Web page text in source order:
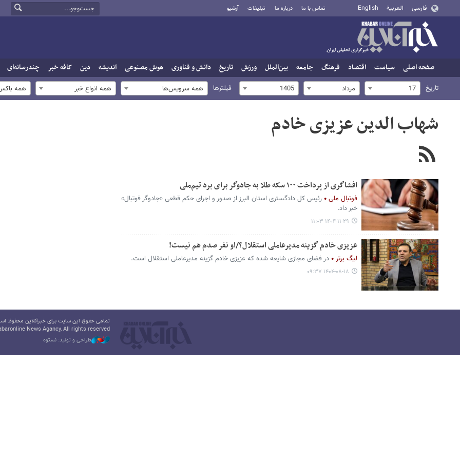
فارسی العربية English تماس با ما درباره ما تبلیغات آرشیو
صفحه اصلی سیاست اقتصاد فرهنگ جامعه بین‌الملل ورزش تاریخ دانش و فناوری هوش مصنوعی اندیشه دین کافه خبر چندرسانه‌ای
تاریخ 17 مرداد 1405 فیلترها همه سرویس‌ها همه انواع خبر همه
شهاب الدین عزیزی خادم
افشاگری از پرداخت ۱۰۰ سکه طلا به جادوگر برای برد تیم‌ملی
فوتبال ملی
رئیس کل دادگستری استان البرز از صدور و اجرای حکم قطعی «جادوگر فوتبال»
خبر داد.
۱۴۰۴-۱۱-۲۹ ۱۱:۰۳
عزیزی خادم گزینه مدیرعاملی استقلال؟/او نفر صدم هم نیست!
لیگ برتر در فضای مجازی شایعه شده که عزیزی خادم گزینه مدیرعاملی استقلال است.
۱۴۰۴-۰۸-۱۸ ۰۹:۳۷
تمامی حقوق این سایت برای خبرآنلاین محفوظ
News Agancy, All rights reserved
طراحی و تولید: نستوه